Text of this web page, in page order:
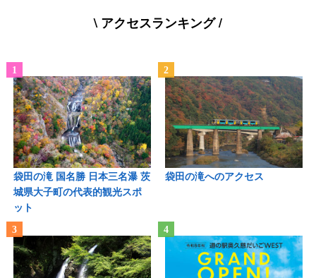
\ アクセスランキング /
袋田の滝 国名勝 日本三名瀑 茨
城県大子町の代表的観光スポ
ット
袋田の滝へのアクセス